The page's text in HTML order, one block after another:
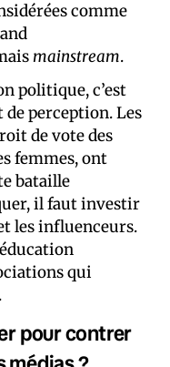
comme
mainstream.
politique, c’est
perception. Les
de vote des
femmes, ont
bataille
il faut investir
les influenceurs.
qui
pour contrer